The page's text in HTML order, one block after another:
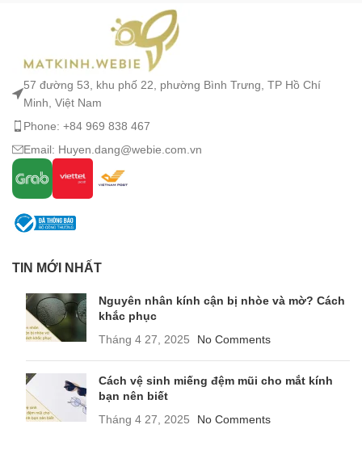
57 đường 53, khu phố 22, phường Bình Trưng, TP Hồ Chí
Minh, Việt Nam
Phone: +84 969 838 467
Email: Huyen.dang@webie.com.vn
TIN MỚI NHẤT
Nguyên nhân kính cận bị nhòe và mờ? Cách
khắc phục
Tháng 4 27, 2025
No Comments
Cách vệ sinh miếng đệm mũi cho mắt kính
bạn nên biết
Tháng 4 27, 2025
No Comments